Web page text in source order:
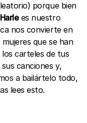
porque bien
es nuestro
nos convierte en
que se han
carteles de tus
canciones y,
a bailártelo todo,
lees esto.